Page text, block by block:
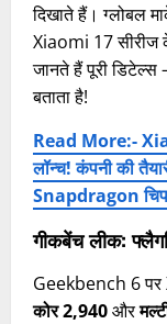
दिखाते हैं। ग्लोबल
Xiaomi 17 सीरीज
जानते हैं पूरी
बताता है!
Read More:-
लॉन्च! कंपनी की
Snapdragon
गीकबेंच लीक:
Geekbench 6 पर
कोर 2,940और